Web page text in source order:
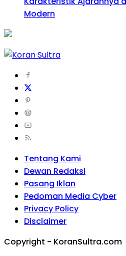
Modern
Tentang Kami
Dewan Redaksi
Pasang Iklan
Pedoman Media Cyber
Privacy Policy
Disclaimer
Copyright - KoranSultra.com